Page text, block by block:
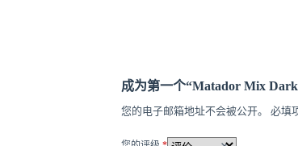
成为第一个“Matador Mix
您的电子邮箱地址不会被公开。 必填